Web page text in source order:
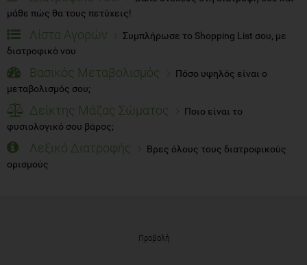
μάθε πώς θα τους πετύχεις!
Λίστα Αγορών
Συμπλήρωσε το Shopping List σου, με
διατροφικό νου
Βασικός Μεταβολισμός
Πόσο υψηλός είναι ο
μεταβολισμός σου;
Δείκτης Μάζας Σώματος
Ποιο είναι το
φυσιολογικό σου βάρος;
Λεξικό Διατροφής
Βρες όλους τους διατροφικούς
ορισμούς
Προβολή